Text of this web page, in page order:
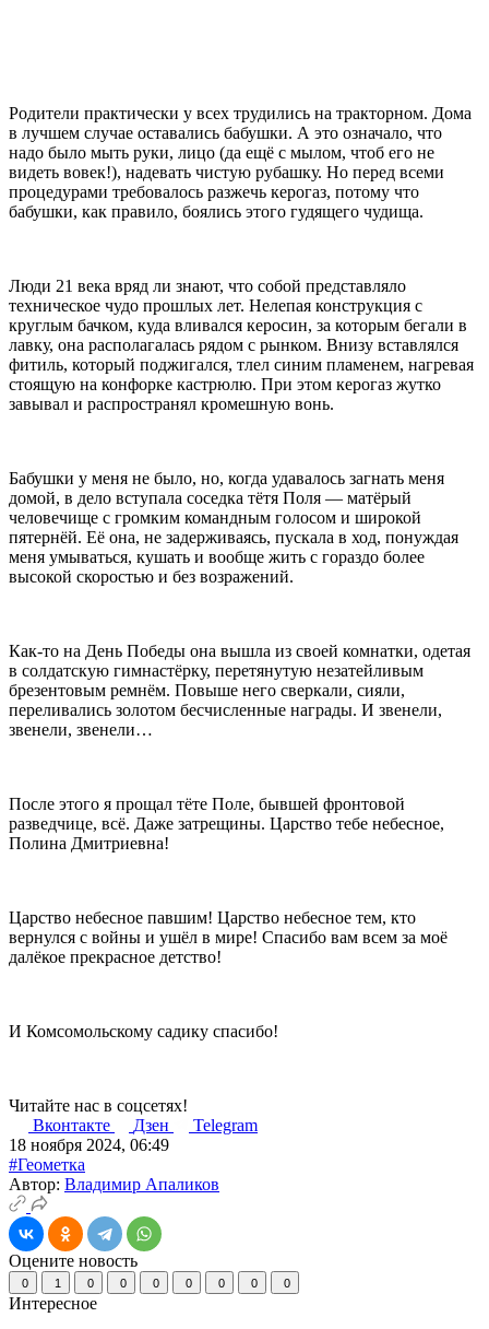
Родители практически у всех трудились на тракторном. Дома
в лучшем случае оставались бабушки. А это означало, что
надо было мыть руки, лицо (да ещё с мылом, чтоб его не
видеть вовек!), надевать чистую рубашку. Но перед всеми
процедурами требовалось разжечь керогаз, потому что
бабушки, как правило, боялись этого гудящего чудища.
Люди 21 века вряд ли знают, что собой представляло
техническое чудо прошлых лет. Нелепая конструкция с
круглым бачком, куда вливался керосин, за которым бегали в
лавку, она располагалась рядом с рынком. Внизу вставлялся
фитиль, который поджигался, тлел синим пламенем, нагревая
стоящую на конфорке кастрюлю. При этом керогаз жутко
завывал и распространял кромешную вонь.
Бабушки у меня не было, но, когда удавалось загнать меня
домой, в дело вступала соседка тётя Поля — матёрый
человечище с громким командным голосом и широкой
пятернёй. Её она, не задерживаясь, пускала в ход, понуждая
меня умываться, кушать и вообще жить с гораздо более
высокой скоростью и без возражений.
Как-то на День Победы она вышла из своей комнатки, одетая
в солдатскую гимнастёрку, перетянутую незатейливым
брезентовым ремнём. Повыше него сверкали, сияли,
переливались золотом бесчисленные награды. И звенели,
звенели, звенели…
После этого я прощал тёте Поле, бывшей фронтовой
разведчице, всё. Даже затрещины. Царство тебе небесное,
Полина Дмитриевна!
Царство небесное павшим! Царство небесное тем, кто
вернулся с войны и ушёл в мире! Спасибо вам всем за моё
далёкое прекрасное детство!
И Комсомольскому садику спасибо!
Читайте нас в соцсетях!
Вконтакте
Дзен
Telegram
18 ноября 2024, 06:49
#Геометка
Автор: Владимир Апаликов
Оцените новость
0 1 0 0 0 0 0 0 0
Интересное